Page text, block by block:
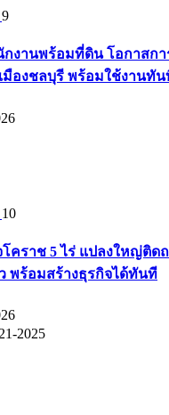
9
กงานพร้อมที่ดิน โอกาสก
องชลบุรี พร้อมใช้งานทันที
10
คราช 5 ไร่ แปลงใหญ่ติด
พร้อมสร้างธุรกิจได้ทันที
2025